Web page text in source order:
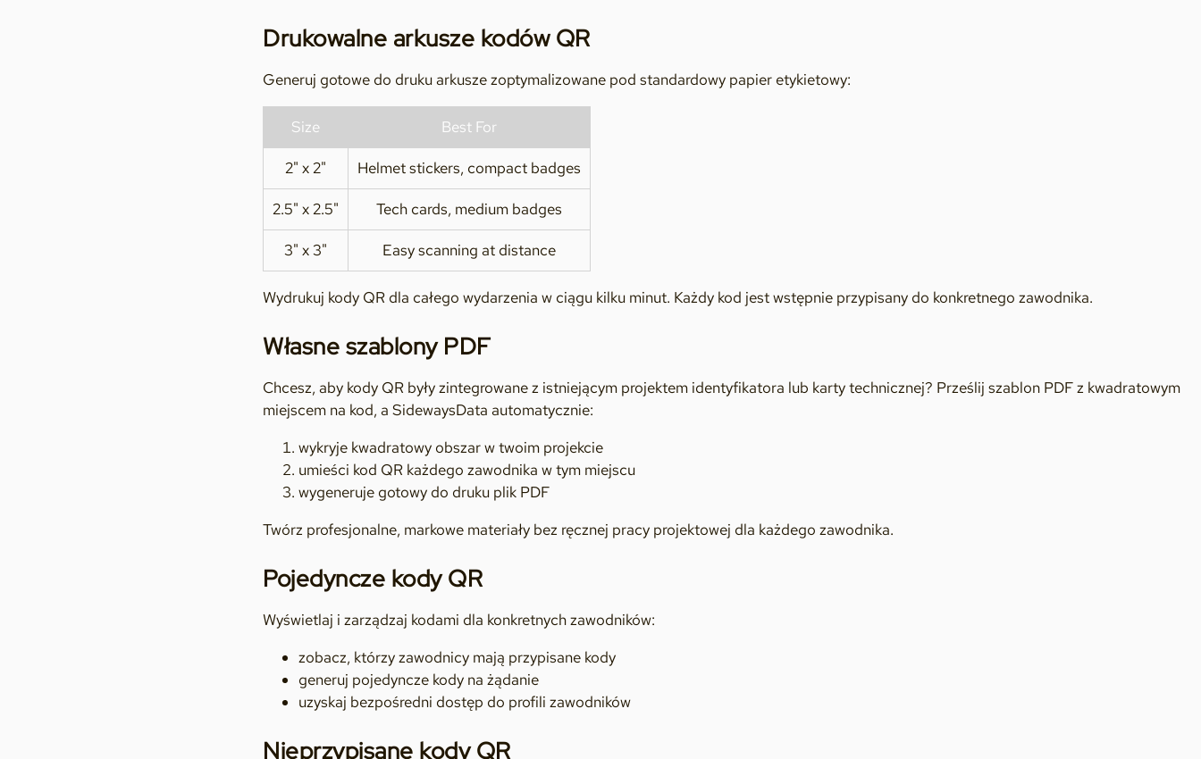
Drukowalne arkusze kodów QR
Generuj gotowe do druku arkusze zoptymalizowane pod standardowy papier etykietowy:
Size Best For
2" x 2" Helmet stickers, compact badges
2.5" x 2.5" Tech cards, medium badges
3" x 3" Easy scanning at distance
Wydrukuj kody QR dla całego wydarzenia w ciągu kilku minut. Każdy kod jest wstępnie przypisany do konkretnego zawodnika.
Własne szablony PDF
Chcesz, aby kody QR były zintegrowane z istniejącym projektem identyfikatora lub karty technicznej? Prześlij szablon PDF z kwadratowym
miejscem na kod, a SidewaysData automatycznie:
wykryje kwadratowy obszar w twoim projekcie
umieści kod QR każdego zawodnika w tym miejscu
wygeneruje gotowy do druku plik PDF
Twórz profesjonalne, markowe materiały bez ręcznej pracy projektowej dla każdego zawodnika.
Pojedyncze kody QR
Wyświetlaj i zarządzaj kodami dla konkretnych zawodników:
zobacz, którzy zawodnicy mają przypisane kody
generuj pojedyncze kody na żądanie
uzyskaj bezpośredni dostęp do profili zawodników
Nieprzypisane kody QR